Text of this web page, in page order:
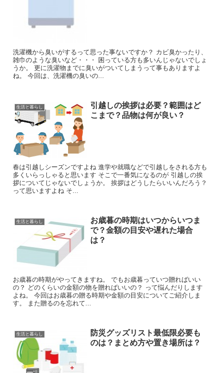
洗濯機から臭いがするって思った事ないですか？ カビ臭かったり、
雑巾のような臭いなど・・・ 困っている方も多いんじゃないでしょ
うか。 更に洗濯物までに臭いがついてしまうって事もありますよ
ね。 今回は、洗濯機の臭いの...
生活と暮らし
引越しの挨拶は必要？範囲はど
こまで？品物は何が良い？
春は引越しシーズンですよね 進学や就職などで引越しをされる方も
多くいらっしゃると思います そこで一番気になるのが 引越しの挨
拶についてじゃないでしょうか。 挨拶はどうしたらいいんだろう？
って思いますよね そ...
生活と暮らし
お歳暮の時期はいつからいつま
で？金額の目安や遅れた場合
は？
お歳暮の時期がやってきますね。 でもお歳暮っていつ贈ればいい
の？ どのくらいの金額の物を贈ればいいの？ って悩んだりします
よね。 今回はお歳暮の贈る時期や金額の目安についてご紹介しま
す。 また贈るのを忘れて...
生活と暮らし
防災グッズリスト最低限必要も
のは？まとめ方や置き場所は？